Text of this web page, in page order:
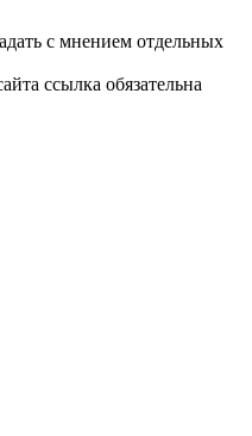
с мнением отдельных
ссылка обязательна